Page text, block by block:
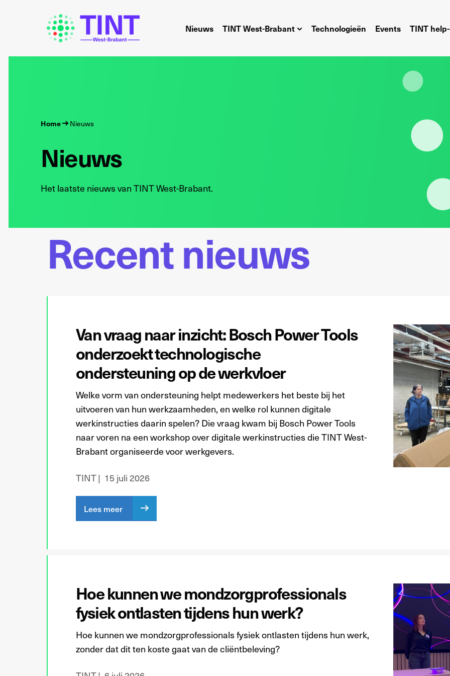
Nieuws TINT West-Brabant Technologieën Events TINT
Home Nieuws
Nieuws
Het laatste nieuws van TINT West-Brabant.
Recent nieuws
Van vraag naar inzicht: Bosch Power Tools
onderzoekt technologische
ondersteuning op de werkvloer
Welke vorm van ondersteuning helpt medewerkers het beste bij het
uitvoeren van hun werkzaamheden, en welke rol kunnen digitale
werkinstructies daarin spelen? Die vraag kwam bij Bosch Power Tools
naar voren na een workshop over digitale werkinstructies die TINT West-
Brabant organiseerde voor werkgevers.
TINT
15 juli 2026
Lees meer
Hoe kunnen we mondzorgprofessionals
fysiek ontlasten tijdens hun werk?
Hoe kunnen we mondzorgprofessionals fysiek ontlasten tijdens hun werk,
zonder dat dit ten koste gaat van de cliëntbeleving?